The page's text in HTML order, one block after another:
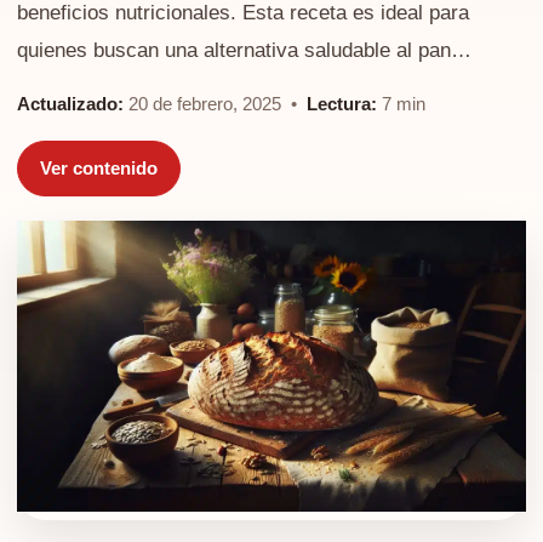
beneficios nutricionales. Esta receta es ideal para
quienes buscan una alternativa saludable al pan…
Actualizado: 20 de febrero, 2025 • Lectura: 7 min
Ver contenido